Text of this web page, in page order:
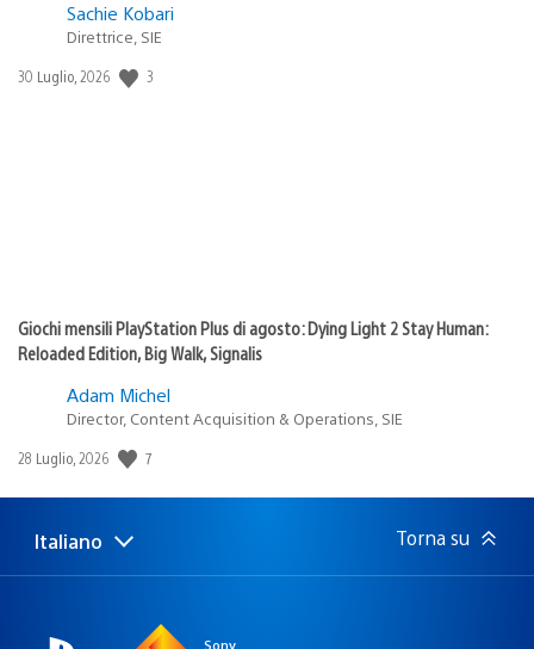
Sachie Kobari
Direttrice, SIE
Data
30 Luglio, 2026 3
Giochi mensili PlayStation Plus di agosto: Dying Light 2 Stay Human:
Reloaded Edition, Big Walk, Signalis
Adam Michel
Director, Content Acquisition & Operations, SIE
Data
pubblicazione:
28 Luglio, 2026 7
Seleziona
Regione
Italiano Torna su
Sony